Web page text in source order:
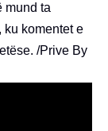
mund ta
ku komentet e
/Prive By